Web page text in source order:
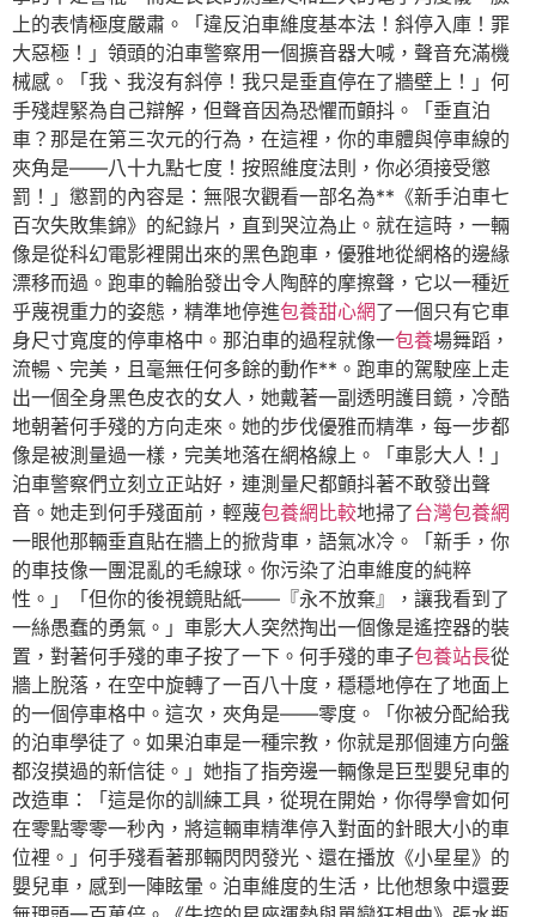
上的表情極度嚴肅。「違反泊車維度基本法！斜停入庫！罪
大惡極！」領頭的泊車警察用一個擴音器大喊，聲音充滿機
械感。「我、我沒有斜停！我只是垂直停在了牆壁上！」何
手殘趕緊為自己辯解，但聲音因為恐懼而顫抖。「垂直泊
車？那是在第三次元的行為，在這裡，你的車體與停車線的
夾角是——八十九點七度！按照維度法則，你必須接受懲
罰！」懲罰的內容是：無限次觀看一部名為**《新手泊車七
百次失敗集錦》的紀錄片，直到哭泣為止。就在這時，一輛
像是從科幻電影裡開出來的黑色跑車，優雅地從網格的邊緣
漂移而過。跑車的輪胎發出令人陶醉的摩擦聲，它以一種近
乎蔑視重力的姿態，精準地停進包養甜心網了一個只有它車
身尺寸寬度的停車格中。那泊車的過程就像一包養場舞蹈，
流暢、完美，且毫無任何多餘的動作**。跑車的駕駛座上走
出一個全身黑色皮衣的女人，她戴著一副透明護目鏡，冷酷
地朝著何手殘的方向走來。她的步伐優雅而精準，每一步都
像是被測量過一樣，完美地落在網格線上。「車影大人！」
泊車警察們立刻立正站好，連測量尺都顫抖著不敢發出聲
音。她走到何手殘面前，輕蔑包養網比較地掃了台灣包養網
一眼他那輛垂直貼在牆上的掀背車，語氣冰冷。「新手，你
的車技像一團混亂的毛線球。你污染了泊車維度的純粹
性。」「但你的後視鏡貼紙——『永不放棄』，讓我看到了
一絲愚蠢的勇氣。」車影大人突然掏出一個像是遙控器的裝
置，對著何手殘的車子按了一下。何手殘的車子包養站長從
牆上脫落，在空中旋轉了一百八十度，穩穩地停在了地面上
的一個停車格中。這次，夾角是——零度。「你被分配給我
的泊車學徒了。如果泊車是一種宗教，你就是那個連方向盤
都沒摸過的新信徒。」她指了指旁邊一輛像是巨型嬰兒車的
改造車：「這是你的訓練工具，從現在開始，你得學會如何
在零點零零一秒內，將這輛車精準停入對面的針眼大小的車
位裡。」何手殘看著那輛閃閃發光、還在播放《小星星》的
嬰兒車，感到一陣眩暈。泊車維度的生活，比他想象中還要